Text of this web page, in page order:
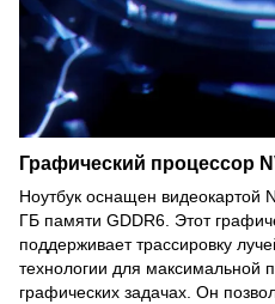
Графический процессор
Ноутбук оснащен видеокартой
ГБ памяти GDDR6. Этот
поддерживает трассировку
технологии для максимальной
графических задачах. Он